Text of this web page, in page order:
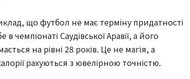
що футбол не має терміну придатності
в чемпіонаті Саудівської Аравії, а його
на рівні 28 років. Це не магія, а
рахуються з ювелірною точністю.